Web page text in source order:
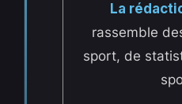
La
rassemble
sport, de